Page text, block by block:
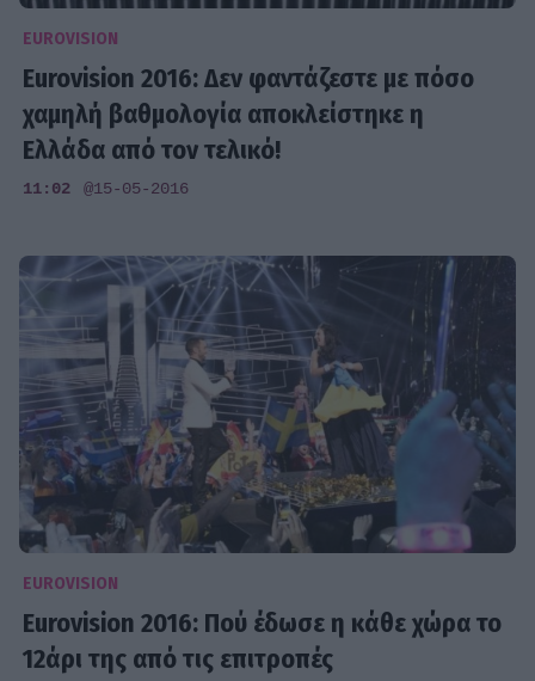
EUROVISION
Eurovision 2016: Δεν φαντάζεστε με πόσο
χαμηλή βαθμολογία αποκλείστηκε η
Ελλάδα από τον τελικό!
11:02 @15-05-2016
EUROVISION
Eurovision 2016: Πού έδωσε η κάθε χώρα το
12άρι της από τις επιτροπές